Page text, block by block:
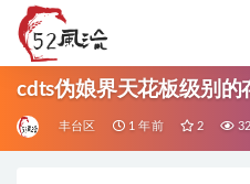
cdts伪娘界天花板级别的
丰台区 1 年前 2